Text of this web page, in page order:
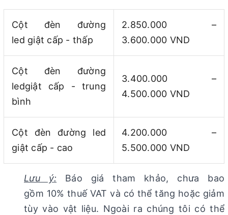
Cột đèn đường
led giật cấp - thấp
2.850.000 –
3.600.000 VND
Cột đèn đường
ledgiật cấp - trung
bình
3.400.000 –
4.500.000 VND
Cột đèn đường led
giật cấp - cao
4.200.000 –
5.500.000 VND
Lưu ý: Báo giá tham khảo, chưa bao
gồm 10% thuế VAT và có thể tăng hoặc giảm
tùy vào vật liệu. Ngoài ra chúng tôi có thể